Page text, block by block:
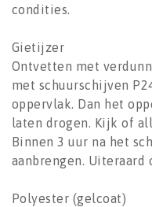
condities.
Gietijzer
Ontvetten met
met schuurschijven
oppervlak. Dan het
laten drogen. Kijk of
Binnen 3 uur na het
aanbrengen. Uiteraard
Polyester (gelcoat)